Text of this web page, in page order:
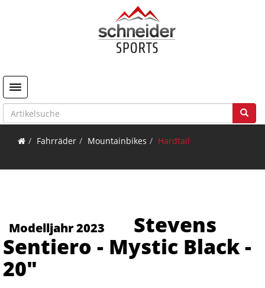
Toggle navigation
Fahrräder Mountainbikes Hardtail
Modelljahr 2023
Stevens
Sentiero - Mystic Black -
20"